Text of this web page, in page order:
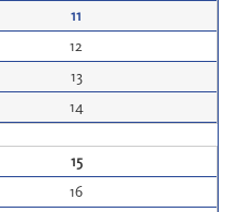
11
12
13
14
15
16